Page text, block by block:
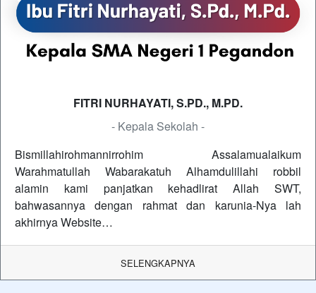
FITRI NURHAYATI, S.PD., M.PD.
- Kepala Sekolah -
Bismillahirohmannirrohim Assalamualaikum
Warahmatullah Wabarakatuh Alhamdulillahi robbil
alamin kami panjatkan kehadlirat Allah SWT,
bahwasannya dengan rahmat dan karunia-Nya lah
akhirnya Website…
SELENGKAPNYA